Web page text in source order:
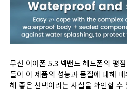
무선 이어폰 5.3 넥밴드 헤드폰의 평
들이 이 제품의 성능과 품질에 대해
해 좋은 선택이라는 사실을 확인할 수